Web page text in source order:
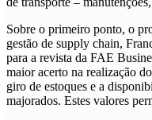
Sobre o primeiro ponto, o
gestão de supply chain,
para a revista da FAE
maior acerto na realização
giro de estoques e a
majorados. Estes valores